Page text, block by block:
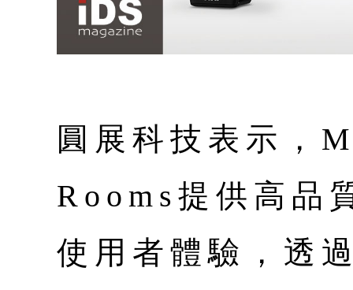
圓展科技表示，
Rooms提供高品
使用者體驗，透